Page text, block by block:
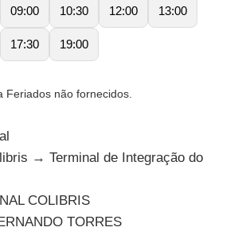
09:00 10:30 12:00 13:00
17:30 19:00
Feriados não fornecidos.
→ Terminal de Integração do
COLIBRIS
TORRES